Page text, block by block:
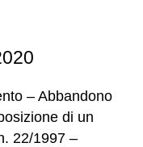
– Abbandono
di un
22/1997 –